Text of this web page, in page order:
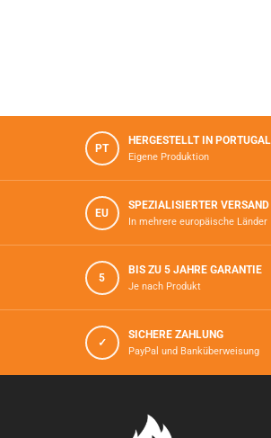
PT
HERGESTELLT IN PORTUGAL
Eigene Produktion
EU
SPEZIALISIERTER VERSAND
In mehrere europäische Länder
5
BIS ZU 5 JAHRE GARANTIE
Je nach Produkt
✓
SICHERE ZAHLUNG
PayPal und Banküberweisung